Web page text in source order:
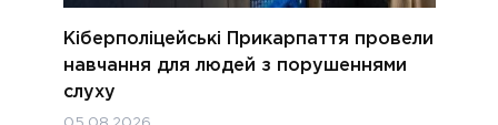
Кіберполіцейські Прикарпаття провели
навчання для людей з порушеннями
слуху